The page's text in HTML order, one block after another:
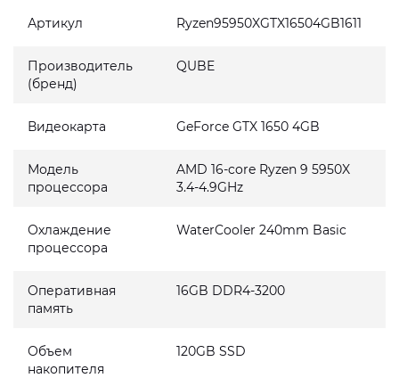
Артикул Ryzen95950XGTX16504GB1611
Производитель
(бренд)
QUBE
Видеокарта GeForce GTX 1650 4GB
Модель
процессора
AMD 16-core Ryzen 9 5950X
3.4-4.9GHz
Охлаждение
процессора
WaterCooler 240mm Basic
Оперативная
память
16GB DDR4-3200
Объем
накопителя
120GB SSD